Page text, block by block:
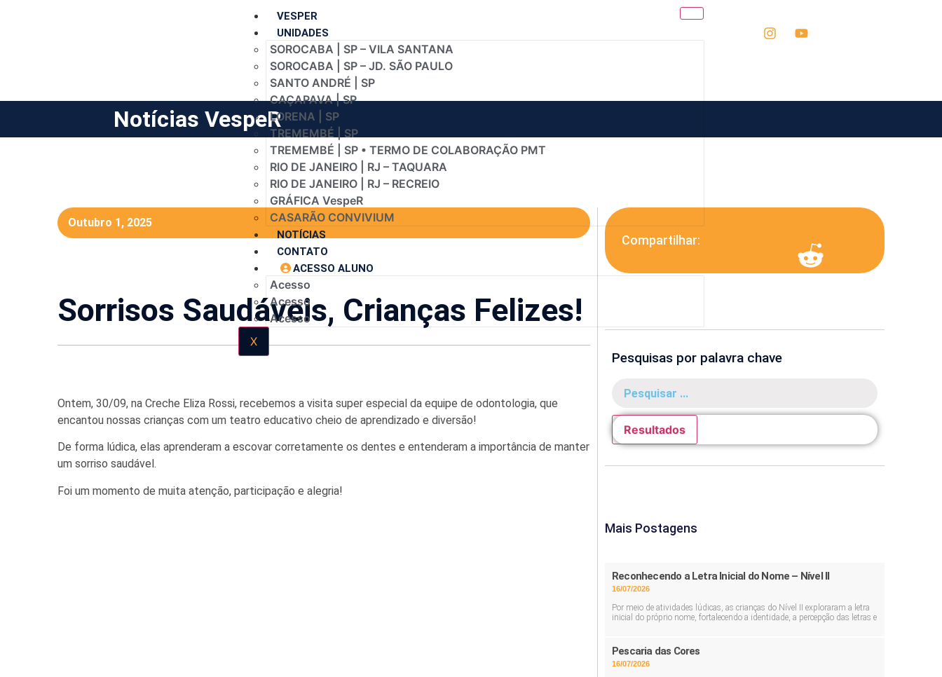
VESPER
UNIDADES
SOROCABA | SP – VILA SANTANA
SOROCABA | SP – JD. SÃO PAULO
SANTO ANDRÉ | SP
CAÇAPAVA | SP
LORENA | SP
TREMEMBÉ | SP
TREMEMBÉ | SP • TERMO DE COLABORAÇÃO PMT
RIO DE JANEIRO | RJ – TAQUARA
RIO DE JANEIRO | RJ – RECREIO
GRÁFICA VespeR
CASARÃO CONVIVIUM
NOTÍCIAS
CONTATO
ACESSO ALUNO
Acesso
Acesso
Acesso
X
Notícias VespeR
Outubro 1, 2025
Sorrisos Saudáveis, Crianças Felizes!
Ontem, 30/09, na Creche Eliza Rossi, recebemos a visita super especial da equipe de odontologia, que
encantou nossas crianças com um teatro educativo cheio de aprendizado e diversão!
De forma lúdica, elas aprenderam a escovar corretamente os dentes e entenderam a importância de manter
um sorriso saudável.
Foi um momento de muita atenção, participação e alegria!
Compartilhar:
Pesquisas por palavra chave
Resultados
Mais Postagens
Reconhecendo a Letra Inicial do Nome – Nível II
16/07/2026
Por meio de atividades lúdicas, as crianças do Nível II exploraram a letra
inicial do próprio nome, fortalecendo a identidade, a percepção das letras e
Pescaria das Cores
16/07/2026